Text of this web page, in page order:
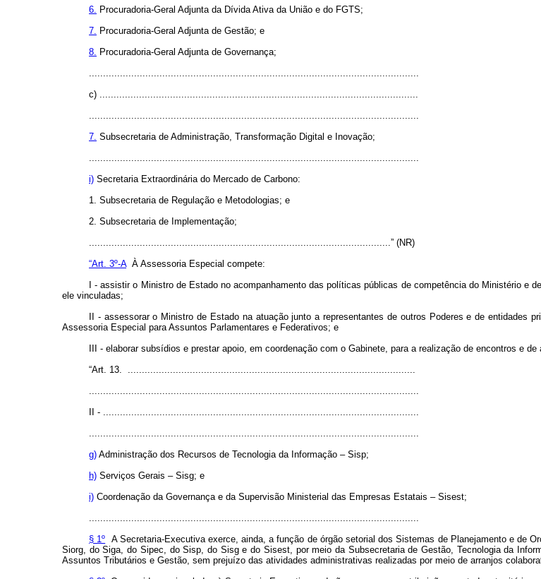
6. Procuradoria-Geral Adjunta da Dívida Ativa da União e do FGTS;
7. Procuradoria-Geral Adjunta de Gestão; e
8. Procuradoria-Geral Adjunta de Governança;
.....................................................................................................................
c) .................................................................................................................
.....................................................................................................................
7. Subsecretaria de Administração, Transformação Digital e Inovação;
.....................................................................................................................
i) Secretaria Extraordinária do Mercado de Carbono:
1. Subsecretaria de Regulação e Metodologias; e
2. Subsecretaria de Implementação;
...........................................................................................................” (NR)
“Art. 3º-AÀ Assessoria Especial compete:
I - assistir o Ministro de Estado no acompanhamento das políticas públicas de competência do Ministério
ele vinculadas;
II - assessorar o Ministro de Estado na atuação junto a representantes de outros Poderes e de entidades
Assessoria Especial para Assuntos Parlamentares e Federativos; e
III - elaborar subsídios e prestar apoio, em coordenação com o Gabinete, para a realização de encontros e
“Art. 13. ......................................................................................................
.....................................................................................................................
II - ................................................................................................................
.....................................................................................................................
g) Administração dos Recursos de Tecnologia da Informação – Sisp;
h) Serviços Gerais – Sisg; e
i) Coordenação da Governança e da Supervisão Ministerial das Empresas Estatais – Sisest;
.....................................................................................................................
§ 1º A Secretaria-Executiva exerce, ainda, a função de órgão setorial dos Sistemas de Planejamento e de
Siorg, do Siga, do Sipec, do Sisp, do Sisg e do Sisest, por meio da Subsecretaria de Gestão, Tecnologia da
Assuntos Tributários e Gestão, sem prejuízo das atividades administrativas realizadas por meio de arranjos